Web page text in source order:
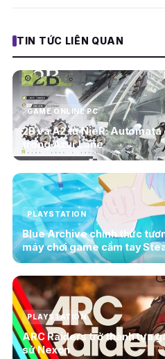
TIN TỨC LIÊN QUAN
GAME ONLINE PC
2B và A2 từ NieR:
trong Azur Lane
PLAYSTATION
Blue Archive chính thức
máy chơi game cầm tay
PLAYSTATION
ARC Raiders trở thành tựa
sử Nexon